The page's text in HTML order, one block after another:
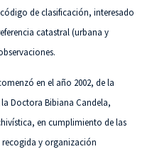
de clasificación, interesado
catastral (urbana y
en el año 2002, de la
Doctora Bibiana Candela,
en cumplimiento de las
y organización